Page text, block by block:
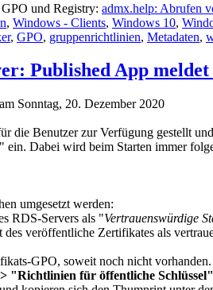
und Registry: admx.help: Abrufen
, Windows - Clients, Windows 10,
, GPO, gruppenrichtlinien, Metadaten,
Published App
Sonntag, 20. Dezember 2020
die Benutzer zur Verfügung gestellt
Dabei wird beim Starten immer
umgesetzt werden:
RDS-Servers als "Vertrauenswürdige
des veröffentliche Zertifikates als
GPO, soweit noch nicht
"Richtlinien für öffentliche Schlüssel"